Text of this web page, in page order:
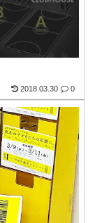
2018.03.30 0